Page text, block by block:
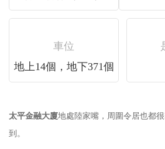
車位
地上14個，地下371個
太平金融大廈地處陸家嘴，周圍令居也都
到。